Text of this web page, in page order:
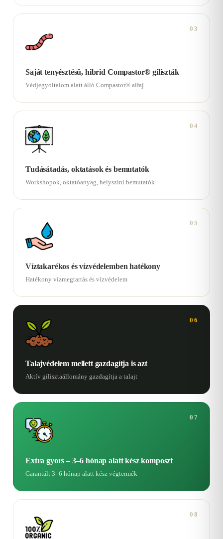
03
Saját tenyésztésű, hibrid Compastor® giliszták
Védjegyoltalom alatt álló Compastor® alfaj
04
Tudásátadás, oktatások és bemutatók
Workshopok, oktatóanyag, helyszíni bemutatók
05
Víztakarékos és vízvédelemben hatékony
Hatékony vízmegtartás és vízvédelem
06
Talajvédelem mellett gazdagítja is azt
Aktív gilisztaállomány gazdagítja a talajt
07
Extra gyors – 3–6 hónap alatt kész komposzt
Garantált 3–6 hónap alatt kész végtermék
08